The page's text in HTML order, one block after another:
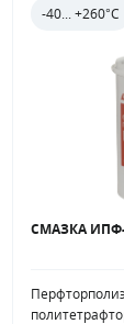
-40... +260°С
СМАЗКА